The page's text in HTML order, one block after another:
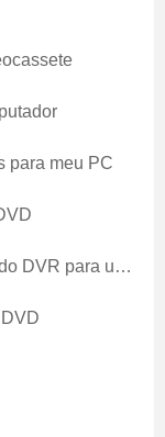
para meu PC
para um DVD